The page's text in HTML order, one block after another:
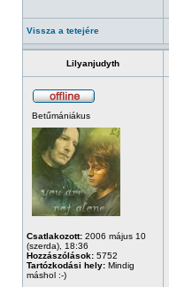
Vissza a tetejére
Lilyanjudyth
Betűmániákus
Csatlakozott: 2006 május 10
(szerda), 18:36
Hozzászólások: 5752
Tartózkodási hely: Mindig
máshol :-)